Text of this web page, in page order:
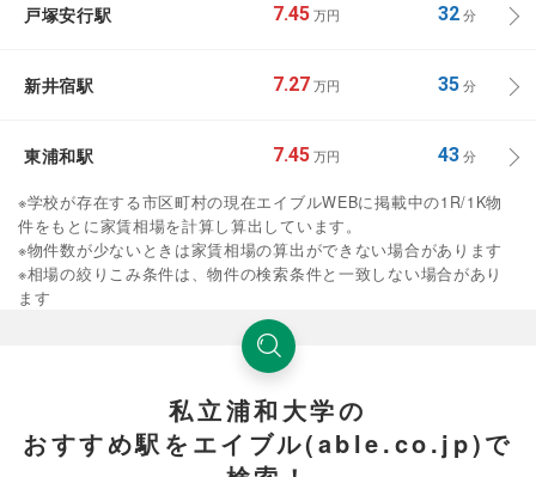
戸塚安行駅 7.45 万円 32分
新井宿駅 7.27 万円 35分
東浦和駅 7.45 万円 43分
※学校が存在する市区町村の現在エイブルWEBに掲載中の1R/1K物
件をもとに家賃相場を計算し算出しています。
※物件数が少ないときは家賃相場の算出ができない場合があります
※相場の絞りこみ条件は、物件の検索条件と一致しない場合があり
ます
私立浦和大学の
おすすめ駅をエイブル(able.co.jp)で